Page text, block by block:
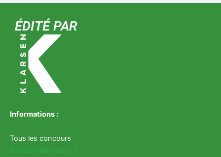
ÉDITÉ PAR
Informations :
Tous les concours
Qui sommes-nous ?